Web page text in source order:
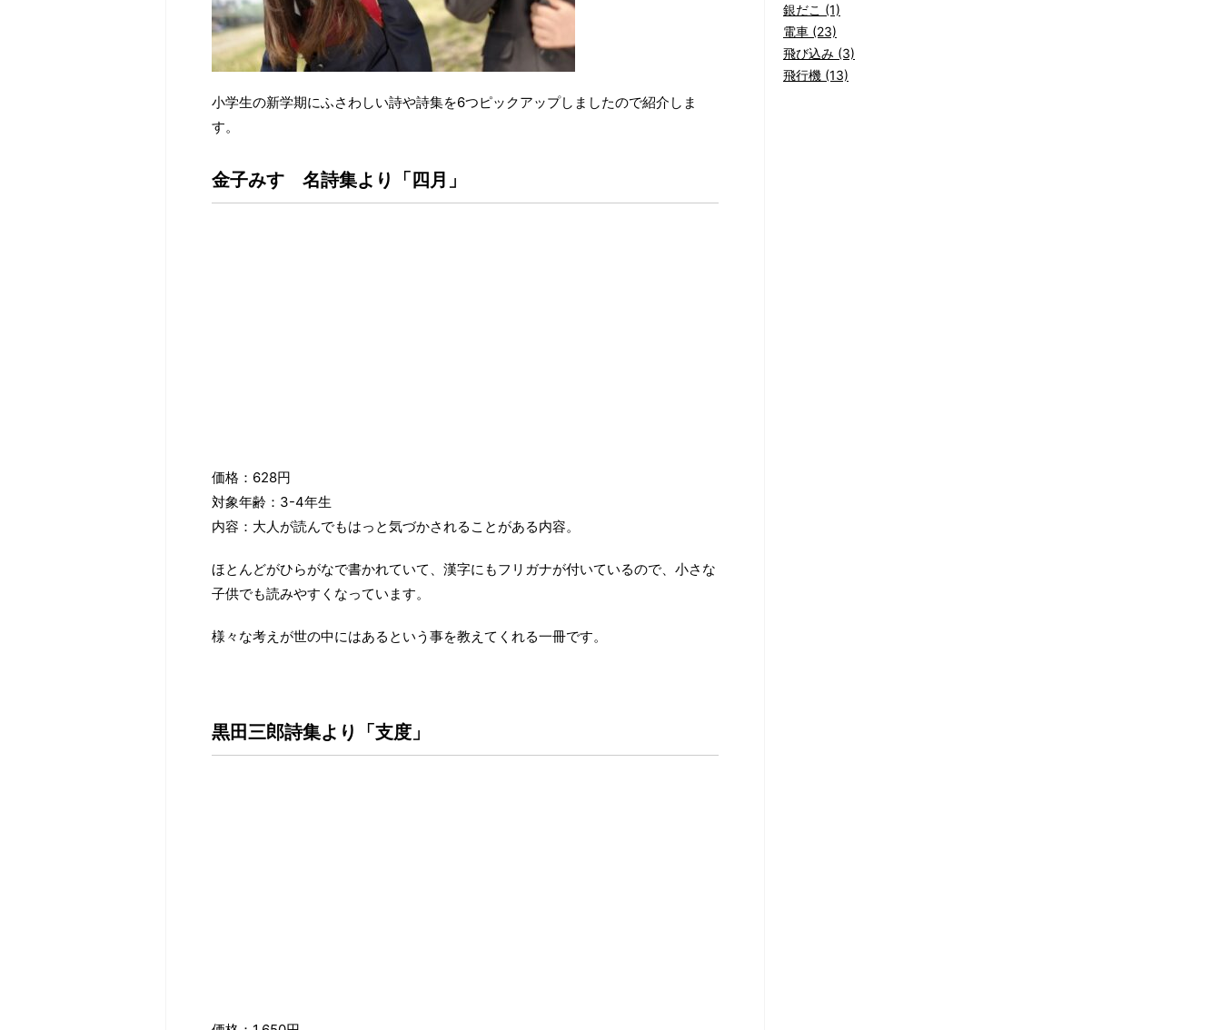
小学生の新学期にふさわしい詩や詩集を6つピックアップしましたので紹介しま
す。
金子みすゞ名詩集より「四月」
価格：628円
対象年齢：3-4年生
内容：大人が読んでもはっと気づかされることがある内容。
ほとんどがひらがなで書かれていて、漢字にもフリガナが付いているので、小さな
子供でも読みやすくなっています。
様々な考えが世の中にはあるという事を教えてくれる一冊です。
黒田三郎詩集より「支度」
銀だこ (1)
電車 (23)
飛び込み (3)
飛行機 (13)